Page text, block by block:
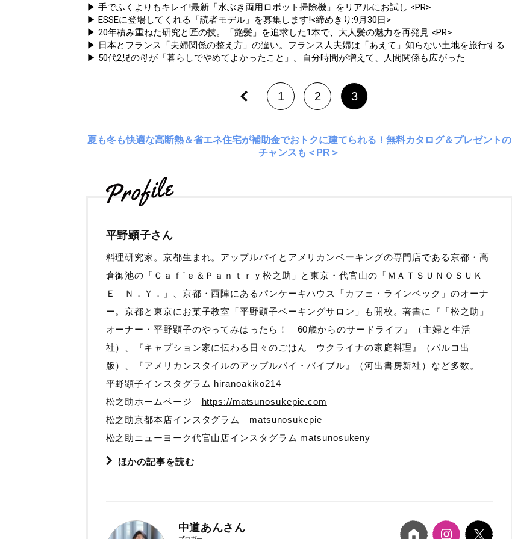
▶ 手でふくよりもキレイ!最新「水ぶき両用ロボット掃除機」をリアルにお試し <PR>
▶ ESSEに登場してくれる「読者モデル」を募集します!<締めきり:9月30日>
▶ 20年積み重ねた研究と匠の技。「艶髪」を追求した1本で、大人髪の魅力を再発見 <PR>
▶ 日本とフランス「夫婦関係の整え方」の違い。フランス人夫婦は「あえて」知らない土地を旅行する
▶ 50代2児の母が「暮らしでやめてよかったこと」。自分時間が増えて、人間関係も広がった
1 2 3
夏も冬も快適な高断熱＆省エネ住宅が補助金でおトクに建てられる！無料カタログ＆プレゼントの
チャンスも＜PR＞
平野顕子さん
料理研究家。京都生まれ。アップルパイとアメリカンベーキングの専門店である京都・高
倉御池の「Ｃａｆ´ｅ＆Ｐａｎｔｒｙ松之助」と東京・代官山の「ＭＡＴＳＵＮＯＳＵＫ
Ｅ Ｎ．Ｙ．」、京都・西陣にあるパンケーキハウス「カフェ・ラインベック」のオーナ
ー。京都と東京にお菓子教室「平野顕子ベーキングサロン」も開校。著書に『「松之助」
オーナー・平野顕子のやってみはったら！ 60歳からのサードライフ』（主婦と生活
社）、『キャプション家に伝わる日々のごはん ウクライナの家庭料理』（パルコ出
版）、『アメリカンスタイルのアップルパイ・バイブル』（河出書房新社）など多数。
平野顕子インスタグラム hiranoakiko214
松之助ホームページ https://matsunosukepie.com
松之助京都本店インスタグラム matsunosukepie
松之助ニューヨーク代官山店インスタグラム matsunosukeny
ほかの記事を読む
中道あんさん